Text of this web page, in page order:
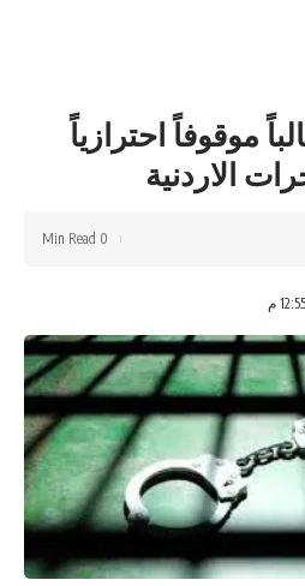
عن 76 طالباً موقوفاً احترازياً
الاردنية
0 Min Read